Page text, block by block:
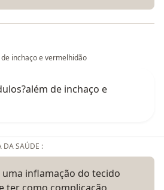
inchaço e vermelhidão
de inchaço e
DA SAÚDE :
uma inflamação do tecido
ter como complicação